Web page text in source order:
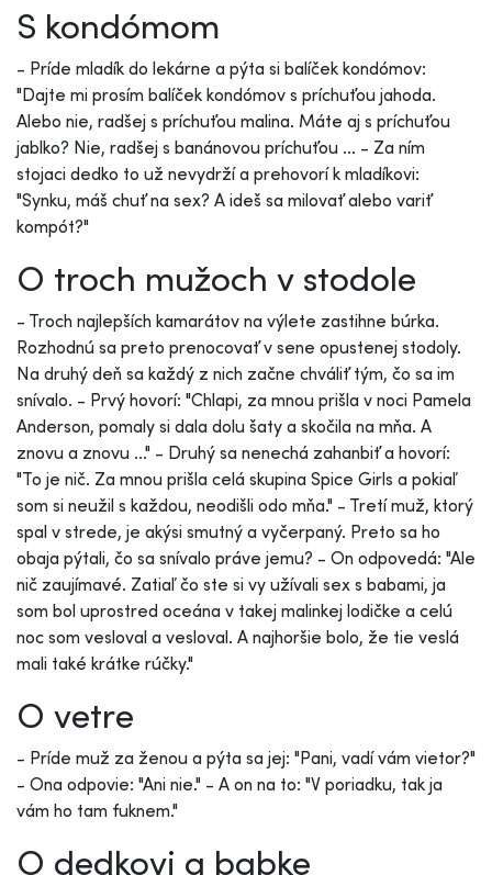
S kondómom
- Príde mladík do lekárne a pýta si balíček kondómov:
"Dajte mi prosím balíček kondómov s príchuťou jahoda.
Alebo nie, radšej s príchuťou malina. Máte aj s príchuťou
jablko? Nie, radšej s banánovou príchuťou ... - Za ním
stojaci dedko to už nevydrží a prehovorí k mladíkovi:
"Synku, máš chuť na sex? A ideš sa milovať alebo variť
kompót?"
O troch mužoch v stodole
- Troch najlepších kamarátov na výlete zastihne búrka.
Rozhodnú sa preto prenocovať v sene opustenej stodoly.
Na druhý deň sa každý z nich začne chváliť tým, čo sa im
snívalo. - Prvý hovorí: "Chlapi, za mnou prišla v noci Pamela
Anderson, pomaly si dala dolu šaty a skočila na mňa. A
znovu a znovu ..." - Druhý sa nenechá zahanbiť a hovorí:
"To je nič. Za mnou prišla celá skupina Spice Girls a pokiaľ
som si neužil s každou, neodišli odo mňa." - Tretí muž, ktorý
spal v strede, je akýsi smutný a vyčerpaný. Preto sa ho
obaja pýtali, čo sa snívalo práve jemu? - On odpovedá: "Ale
nič zaujímavé. Zatiaľ čo ste si vy užívali sex s babami, ja
som bol uprostred oceána v takej malinkej lodičke a celú
noc som vesloval a vesloval. A najhoršie bolo, že tie veslá
mali také krátke rúčky."
O vetre
- Príde muž za ženou a pýta sa jej: "Pani, vadí vám vietor?"
- Ona odpovie: "Ani nie." - A on na to: "V poriadku, tak ja
vám ho tam fuknem."
O dedkovi a babke